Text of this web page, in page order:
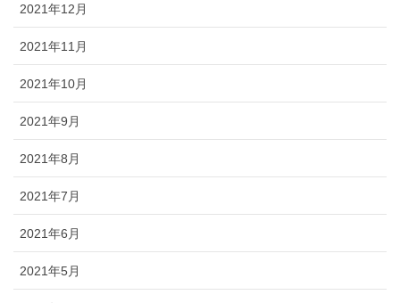
2021年12月
2021年11月
2021年10月
2021年9月
2021年8月
2021年7月
2021年6月
2021年5月